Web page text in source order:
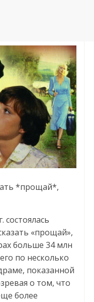
*прощай*,
состоялась
«прощай»,
больше 34 млн
по несколько
показанной
о том, что
более